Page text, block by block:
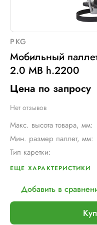
PKG
Мобильный
2.0 MB h.2200
Цена по запросу
Нет отзывов
Макс. высота товара, мм:
Мин. размер паллет, мм:
Тип каретки:
Скорость обмотки:
Макс. грузоподъемность,
Макс. размер паллет, мм:
Шир. рулона с пленкой,
ЕЩЕ ХАРАКТЕРИСТИКИ
Добавить в